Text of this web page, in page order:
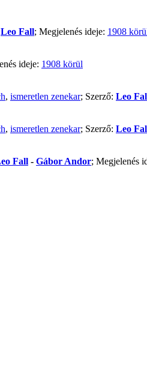
Leo Fall; Megjelenés ideje: 1908
ideje: 1908 körül
, ismeretlen zenekar; Szerző: Leo
, ismeretlen zenekar; Szerző: Leo
Fall - Gábor Andor; Megjelenés